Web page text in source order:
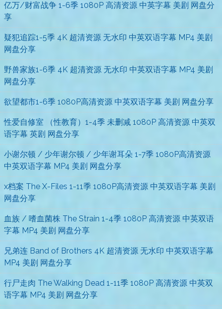
亿万/财富战争 1-6季 1080P 高清资源 中英字幕 美剧 网盘分
享
疑犯追踪1-5季 4K 超清资源 无水印 中英双语字幕 MP4 美剧
网盘分享
野兽家族1-6季 4K 超清资源 无水印 中英双语字幕 MP4 美剧
网盘分享
欲望都市1-6季 1080P高清资源 中英双语字幕 美剧 网盘分享
性爱自修室 （性教育）1-4季 未删减 1080P 高清资源 中英双
语字幕 英剧 网盘分享
小谢尔顿 / 少年谢尔顿 / 少年谢耳朵 1-7季 1080P高清资源
中英双语字幕 MP4 美剧 网盘分享
x档案 The X-Files 1-11季 1080P高清资源 中英双语字幕 美剧
网盘分享
血族 / 嗜血菌株 The Strain 1-4季 1080P 高清资源 中英双语
字幕 MP4 美剧 网盘分享
兄弟连 Band of Brothers 4K 超清资源 无水印 中英双语字幕
MP4 美剧 网盘分享
行尸走肉 The Walking Dead 1-11季 1080P 高清资源 中英双
语字幕 MP4 美剧 网盘分享